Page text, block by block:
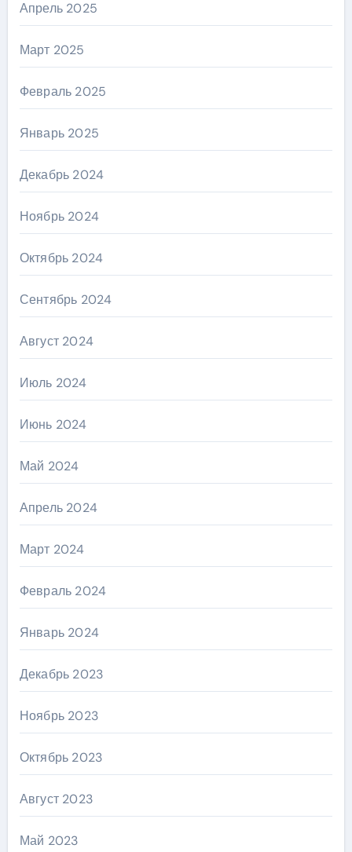
Апрель 2025
Март 2025
Февраль 2025
Январь 2025
Декабрь 2024
Ноябрь 2024
Октябрь 2024
Сентябрь 2024
Август 2024
Июль 2024
Июнь 2024
Май 2024
Апрель 2024
Март 2024
Февраль 2024
Январь 2024
Декабрь 2023
Ноябрь 2023
Октябрь 2023
Август 2023
Май 2023